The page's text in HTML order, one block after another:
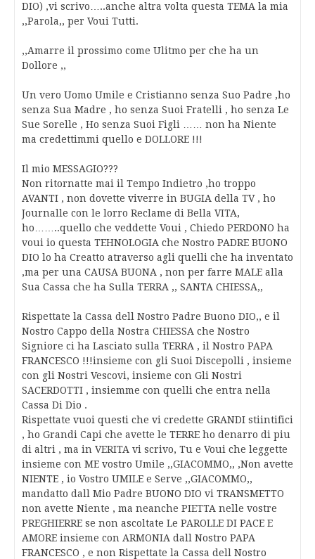
DIO) ,vi scrivo…..anche altra volta questa TEMA la mia
,,Parola,, per Voui Tutti.
,,Amarre il prossimo come Ulitmo per che ha un
Dollore ,,
Un vero Uomo Umile e Cristianno senza Suo Padre ,ho
senza Sua Madre , ho senza Suoi Fratelli , ho senza Le
Sue Sorelle , Ho senza Suoi Figli …… non ha Niente
ma credettimmi quello e DOLLORE !!!
Il mio MESSAGIO???
Non ritornatte mai il Tempo Indietro ,ho troppo
AVANTI , non dovette viverre in BUGIA della TV , ho
Journalle con le lorro Reclame di Bella VITA,
ho……..quello che veddette Voui , Chiedo PERDONO ha
voui io questa TEHNOLOGIA che Nostro PADRE BUONO
DIO lo ha Creatto atraverso agli quelli che ha inventato
,ma per una CAUSA BUONA , non per farre MALE alla
Sua Cassa che ha Sulla TERRA ,, SANTA CHIESSA,,
Rispettate la Cassa dell Nostro Padre Buono DIO,, e il
Nostro Cappo della Nostra CHIESSA che Nostro
Signiore ci ha Lasciato sulla TERRA , il Nostro PAPA
FRANCESCO !!!insieme con gli Suoi Discepolli , insieme
con gli Nostri Vescovi, insieme con Gli Nostri
SACERDOTTI , insiemme con quelli che entra nella
Cassa Di Dio .
Rispettate vuoi questi che vi credette GRANDI stiintifici
, ho Grandi Capi che avette le TERRE ho denarro di piu
di altri , ma in VERITA vi scrivo, Tu e Voui che leggette
insieme con ME vostro Umile ,,GIACOMMO,, ,Non avette
NIENTE , io Vostro UMILE e Serve ,,GIACOMMO,,
mandatto dall Mio Padre BUONO DIO vi TRANSMETTO
non avette Niente , ma neanche PIETTA nelle vostre
PREGHIERRE se non ascoltate Le PAROLLE DI PACE E
AMORE insieme con ARMONIA dall Nostro PAPA
FRANCESCO , e non Rispettate la Cassa dell Nostro